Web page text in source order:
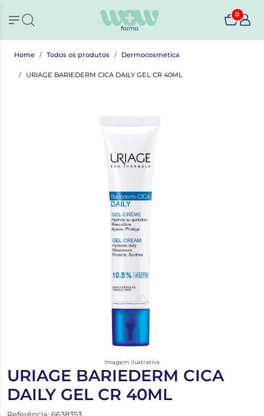
0
Home Todos os produtos Dermocosmética
URIAGE BARIEDERM CICA DAILY GEL CR 40ML
Imagem ilustrativa
URIAGE BARIEDERM CICA
DAILY GEL CR 40ML